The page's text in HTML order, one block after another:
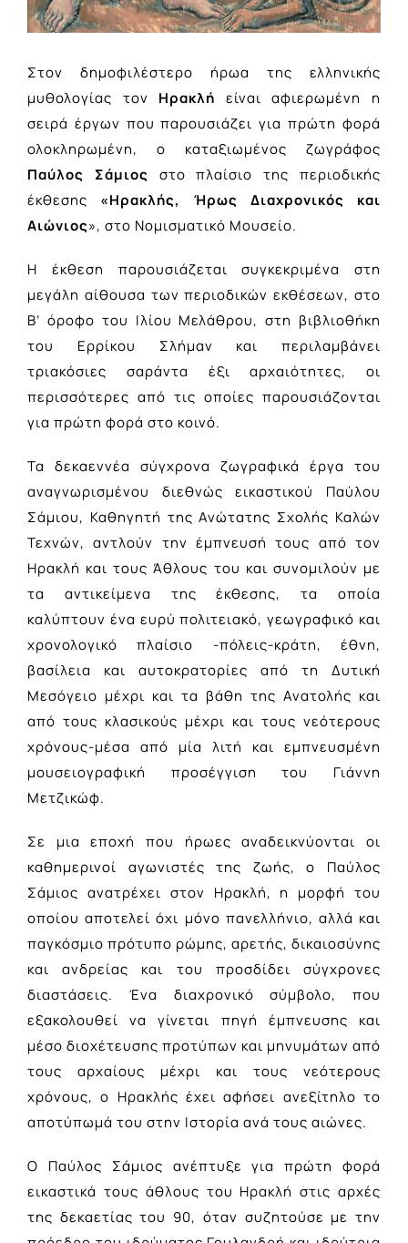
Στον δημοφιλέστερο ήρωα της ελληνικής
μυθολογίας τον Ηρακλή είναι αφιερωμένη η
σειρά έργων που παρουσιάζει για πρώτη φορά
ολοκληρωμένη, ο καταξιωμένος ζωγράφος
Παύλος Σάμιος στο πλαίσιο της περιοδικής
έκθεσης «Ηρακλής, Ήρως Διαχρονικός και
Αιώνιος», στο Νομισματικό Μουσείο.
Η έκθεση παρουσιάζεται συγκεκριμένα στη
μεγάλη αίθουσα των περιοδικών εκθέσεων, στο
Β’ όροφο του Ιλίου Μελάθρου, στη βιβλιοθήκη
του Ερρίκου Σλήμαν και περιλαμβάνει
τριακόσιες σαράντα έξι αρχαιότητες, οι
περισσότερες από τις οποίες παρουσιάζονται
για πρώτη φορά στο κοινό.
Τα δεκαεννέα σύγχρονα ζωγραφικά έργα του
αναγνωρισμένου διεθνώς εικαστικού Παύλου
Σάμιου, Καθηγητή της Ανώτατης Σχολής Καλών
Τεχνών, αντλούν την έμπνευσή τους από τον
Ηρακλή και τους Άθλους του και συνομιλούν µε
τα αντικείμενα της έκθεσης, τα οποία
καλύπτουν ένα ευρύ πολιτειακό, γεωγραφικό και
χρονολογικό πλαίσιο -πόλεις-κράτη, έθνη,
βασίλεια και αυτοκρατορίες από τη Δυτική
Μεσόγειο μέχρι και τα βάθη της Ανατολής και
από τους κλασικούς μέχρι και τους νεότερους
χρόνους-μέσα από μία λιτή και εμπνευσμένη
μουσειογραφική προσέγγιση του Γιάννη
Μετζικώφ.
Σε μια εποχή που ήρωες αναδεικνύονται οι
καθημερινοί αγωνιστές της ζωής, ο Παύλος
Σάμιος ανατρέχει στον Ηρακλή, η μορφή του
οποίου αποτελεί όχι μόνο πανελλήνιο, αλλά και
παγκόσμιο πρότυπο ρώμης, αρετής, δικαιοσύνης
και ανδρείας και του προσδίδει σύγχρονες
διαστάσεις. Ένα διαχρονικό σύμβολο, που
εξακολουθεί να γίνεται πηγή έμπνευσης και
µέσο διοχέτευσης προτύπων και μηνυμάτων από
τους αρχαίους μέχρι και τους νεότερους
χρόνους, ο Ηρακλής έχει αφήσει ανεξίτηλο το
αποτύπωμά του στην Ιστορία ανά τους αιώνες.
Ο Παύλος Σάμιος ανέπτυξε για πρώτη φορά
εικαστικά τους άθλους του Ηρακλή στις αρχές
της δεκαετίας του 90, όταν συζητούσε με την